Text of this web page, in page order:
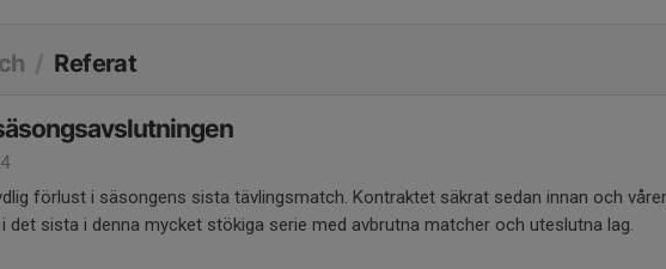
Referat
förlust i säsongens sista tävlingsmatch. Kontraktet säkrat sedan innan och
det sista i denna mycket stökiga serie med avbrutna matcher och uteslutna lag.